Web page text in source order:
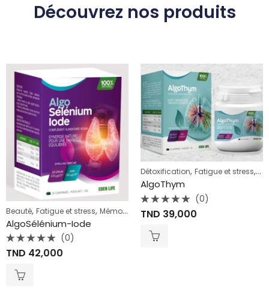
Découvrez nos produits
Beauté, Fatigue et stress, Mémoire et concentration ,
AlgoSélénium-Iode
Note
0
(0)
TND 42,000
Détoxification, Fatigue et stress,
AlgoThym
Note
0
(0)
TND 39,000